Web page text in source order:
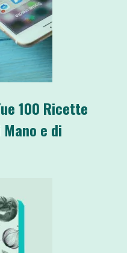
100 Ricette
e di